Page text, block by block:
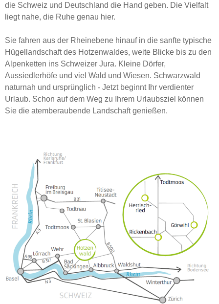
die Schweiz und Deutschland die Hand geben. Die Vielfalt
liegt nahe, die Ruhe genau hier.
Sie fahren aus der Rheinebene hinauf in die sanfte typische
Hügellandschaft des Hotzenwaldes, weite Blicke bis zu den
Alpenketten ins Schweizer Jura. Kleine Dörfer,
Aussiedlerhöfe und viel Wald und Wiesen. Schwarzwald
naturnah und ursprünglich - Jetzt beginnt Ihr verdienter
Urlaub. Schon auf dem Weg zu Ihrem Urlaubsziel können
Sie die atemberaubende Landschaft genießen.